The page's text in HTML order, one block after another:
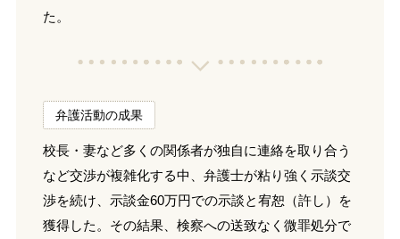
た。
弁護活動の成果
校長・妻など多くの関係者が独自に連絡を取り合う
など交渉が複雑化する中、弁護士が粘り強く示談交
渉を続け、示談金60万円での示談と宥恕（許し）を
獲得した。その結果、検察への送致なく微罪処分で